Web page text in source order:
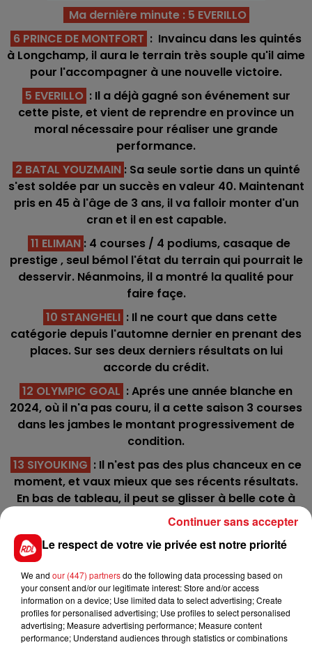
Ma dernière minute : 5 EVERILLO
6 PRINCE DE MONTFORT : Invaincu dans les quintés
à Longchamp, il aura le terrain très souple qu'il aime
pour l'accompagner à une nouvelle victoire.
5 EVERILLO : Il a déjà gagné son événement sur
cette piste, et vient de reprendre en province un
moral nécessaire pour réaliser une grande
performance.
2 BATAL YOUZMAIN : Sa seule sortie dans un quinté
s'est soldée par un succès en valeur 40. Maintenant
pris en 45 à l'âge de 3 ans, il va falloir monter d'un
cran et il en est capable.
11 ELIMAN : 4 courses / 4 podiums, casaque de
prestige , seul bémol l'état du terrain qui pourrait le
desservir. Néanmoins, il a montré la qualité pour
faire façe.
10 STANGHELI : Il ne court que dans cette
catégorie depuis l'automne dernier en prenant des
places. Sur ses deux derniers résultats on lui
accorde du crédit.
12 OLYMPIC GOAL : Aprés une année blanche en
2024, où il n'a pas couru, il a cette saison 3 courses
dans les jambes le montant progressivement de
condition.
13 SIYOUKING : Il n'est pas des plus chanceux en ce
moment, et vaux mieux que ses récents résultats.
En bas de tableau, il peut se glisser à belle cote à
l'arrivée.
*************
Hippodrome de Saint-Omer - Trot - 14h :
C1 : 11 - 12 - 10 - 2 - 8
C2 : 10 - 12 - 11 - 8 - 7
C3 : 9 - 11 - 12 - 6 - 5
Le respect de votre vie privée est notre priorité
We and our (447) partnersdo the following data processing based on
your consent and/or our legitimate interest: Store and/or access
information on a device; Use limited data to select advertising; Create
profiles for personalised advertising; Use profiles to select personalised
advertising; Measure advertising performance; Measure content
performance; Understand audiences through statistics or combinations
Continuer sans accepter